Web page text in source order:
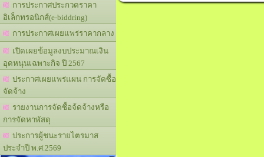
การประกาศประกวดราคา
อิเล็กทรอนิกส์(e-biddring)
การประกาศเผยแพร่ราคากลาง
เปิดเผยข้อมูลงบประมาณเงิน
อุดหนุนเฉพาะกิจ ปี 2567
ประกาศเผยแพร่แผน การจัดซื้อ
จัดจ้าง
รายงานการจัดซื้อจ้ดจ้างหรือ
การจัดหาพัสดุ
ประการผู้ชนะรายไตรมาส
ประจำปี พ.ศ.2569